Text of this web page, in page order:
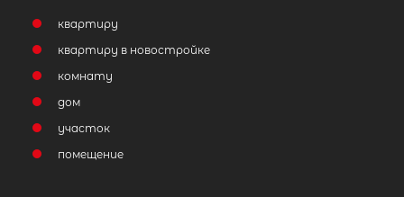
квартиру
квартиру в новостройке
комнату
дом
участок
помещение